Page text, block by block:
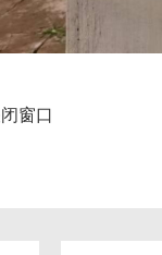
窗口